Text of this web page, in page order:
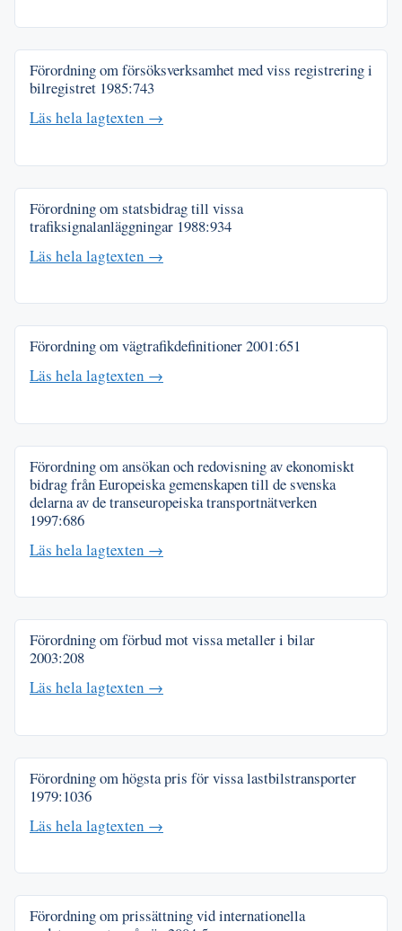
Förordning om försöksverksamhet med viss registrering i
bilregistret 1985:743
Läs hela lagtexten →
Förordning om statsbidrag till vissa
trafiksignalanläggningar 1988:934
Läs hela lagtexten →
Förordning om vägtrafikdefinitioner2001:651
Läs hela lagtexten →
Förordning om ansökan och redovisning av ekonomiskt
bidrag från Europeiska gemenskapen till de svenska
delarna av de transeuropeiska transportnätverken
1997:686
Läs hela lagtexten →
Förordning om förbud mot vissa metaller i bilar
2003:208
Läs hela lagtexten →
Förordning om högsta pris för vissa lastbilstransporter
1979:1036
Läs hela lagtexten →
Förordning om prissättning vid internationella